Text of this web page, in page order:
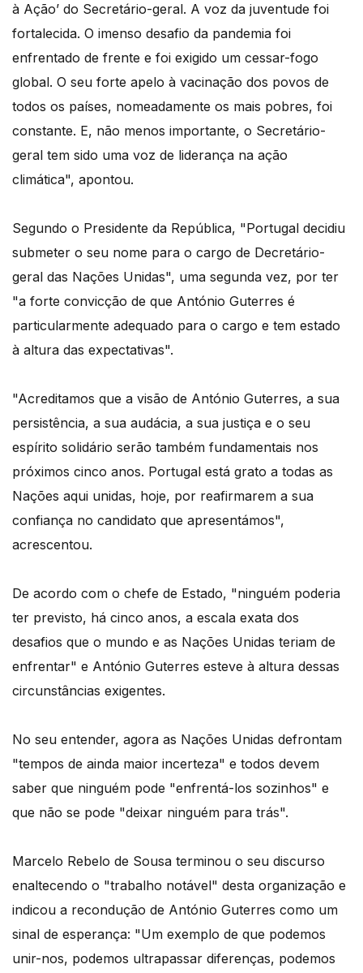
à Ação’ do Secretário-geral. A voz da juventude foi
fortalecida. O imenso desafio da pandemia foi
enfrentado de frente e foi exigido um cessar-fogo
global. O seu forte apelo à vacinação dos povos de
todos os países, nomeadamente os mais pobres, foi
constante. E, não menos importante, o Secretário-
geral tem sido uma voz de liderança na ação
climática", apontou.
Segundo o Presidente da República, "Portugal decidiu
submeter o seu nome para o cargo de Decretário-
geral das Nações Unidas", uma segunda vez, por ter
"a forte convicção de que António Guterres é
particularmente adequado para o cargo e tem estado
à altura das expectativas".
"Acreditamos que a visão de António Guterres, a sua
persistência, a sua audácia, a sua justiça e o seu
espírito solidário serão também fundamentais nos
próximos cinco anos. Portugal está grato a todas as
Nações aqui unidas, hoje, por reafirmarem a sua
confiança no candidato que apresentámos",
acrescentou.
De acordo com o chefe de Estado, "ninguém poderia
ter previsto, há cinco anos, a escala exata dos
desafios que o mundo e as Nações Unidas teriam de
enfrentar" e António Guterres esteve à altura dessas
circunstâncias exigentes.
No seu entender, agora as Nações Unidas defrontam
"tempos de ainda maior incerteza" e todos devem
saber que ninguém pode "enfrentá-los sozinhos" e
que não se pode "deixar ninguém para trás".
Marcelo Rebelo de Sousa terminou o seu discurso
enaltecendo o "trabalho notável" desta organização e
indicou a recondução de António Guterres como um
sinal de esperança: "Um exemplo de que podemos
unir-nos, podemos ultrapassar diferenças, podemos